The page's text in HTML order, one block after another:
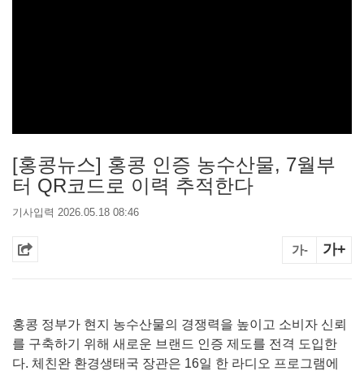
[홍콩뉴스] 홍콩 인증 농수산물, 7월부
터 QR코드로 이력 추적한다
기사입력 2026.05.18 08:46
가- 가+
홍콩 정부가 현지 농수산물의 경쟁력을 높이고 소비자 신뢰
를 구축하기 위해 새로운 브랜드 인증 제도를 전격 도입한
다. 체친완 환경생태국 장관은 16일 한 라디오 프로그램에